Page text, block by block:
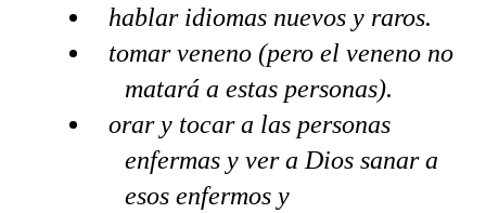
hablar idiomas nuevos y raros.
tomar veneno (pero el veneno no
matará a estas personas).
orar y tocar a las personas
enfermas y ver a Dios sanar a
esos enfermos y